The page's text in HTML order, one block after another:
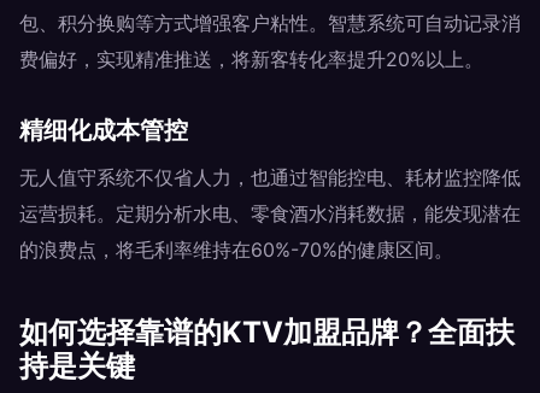
包、积分换购等方式增强客户粘性。智慧系统可自动记录消
费偏好，实现精准推送，将新客转化率提升20%以上。
精细化成本管控
无人值守系统不仅省人力，也通过智能控电、耗材监控降低
运营损耗。定期分析水电、零食酒水消耗数据，能发现潜在
的浪费点，将毛利率维持在60%-70%的健康区间。
如何选择靠谱的KTV加盟品牌？全面扶
持是关键